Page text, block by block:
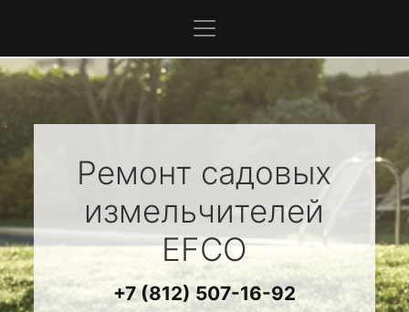
Ремонт садовых
измельчителей
EFCO
+7 (812) 507-16-92